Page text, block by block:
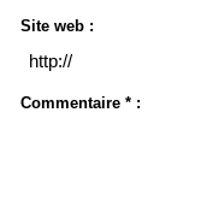
Site web :
Commentaire * :